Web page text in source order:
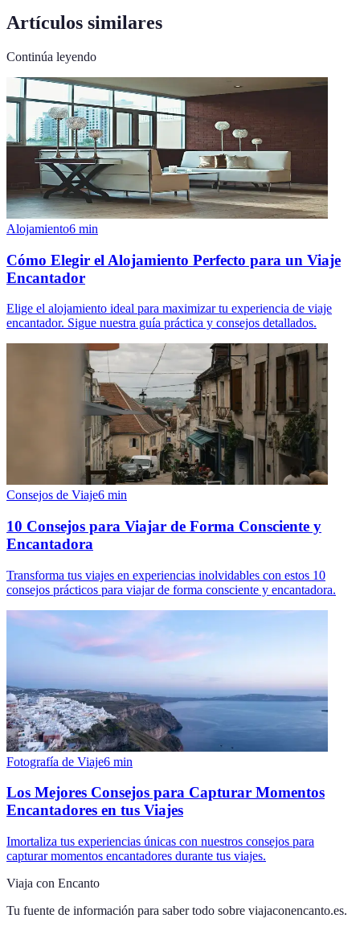
Artículos similares
Continúa leyendo
Alojamiento6 min
Cómo Elegir el Alojamiento Perfecto para un Viaje
Encantador
Elige el alojamiento ideal para maximizar tu experiencia de viaje
encantador. Sigue nuestra guía práctica y consejos detallados.
Consejos de Viaje6 min
10 Consejos para Viajar de Forma Consciente y
Encantadora
Transforma tus viajes en experiencias inolvidables con estos 10
consejos prácticos para viajar de forma consciente y encantadora.
Fotografía de Viaje6 min
Los Mejores Consejos para Capturar Momentos
Encantadores en tus Viajes
Imortaliza tus experiencias únicas con nuestros consejos para
capturar momentos encantadores durante tus viajes.
Viaja con Encanto
Tu fuente de información para saber todo sobre viajaconencanto.es.